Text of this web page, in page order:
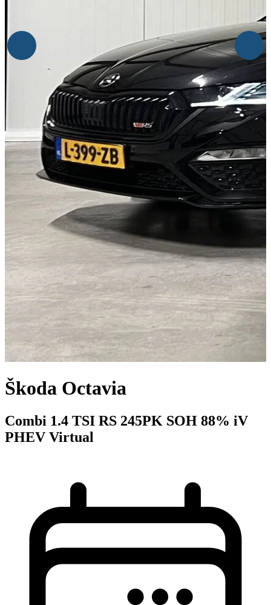
Škoda Octavia
Combi 1.4 TSI RS 245PK SOH 88% iV
PHEV Virtual